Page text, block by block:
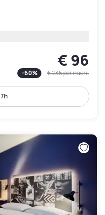
€ 96
-60% € 235per nacht